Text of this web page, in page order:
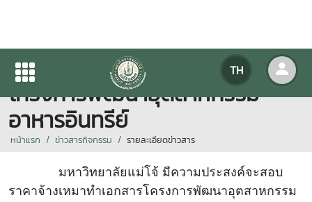
TH
สอบราคาจ้างเหมาทำเอกสาร
โครงการพัฒนาอุตสาหกรรม
อาหารอินทรีย์
หน้าแรก ข่าวสารกิจกรรม รายละเอียดข่าวสาร
มหาวิทยาลัยแม่โจ้ มีความประสงค์จะสอบ
ราคาจ้างเหมาทำเอกสารโครงการพัฒนาอุตสาหกรรม